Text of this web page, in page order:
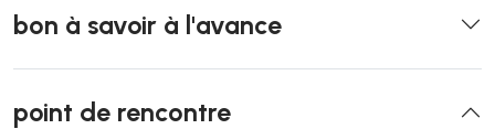
bon à savoir à l'avance
point de rencontre